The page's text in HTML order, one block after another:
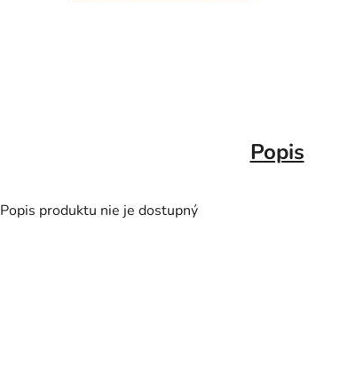
Popis
Popis produktu nie je dostupný